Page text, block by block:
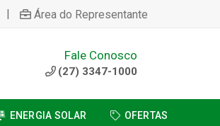
| Área do Representante
Fale Conosco
(27) 3347-1000
ENERGIA SOLAR OFERTAS